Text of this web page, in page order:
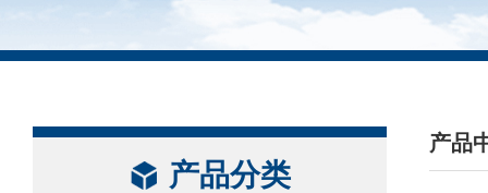
产品分类
产品
/